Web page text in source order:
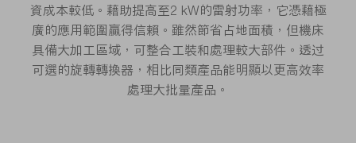
資成本較低。藉助提高至2 kW的雷射功率，它憑藉極
廣的應用範圍贏得信賴。雖然節省占地面積，但機床
具備大加工區域，可整合工裝和處理較大部件。透过
可選的旋轉轉換器，相比同類產品能明顯以更高效率
處理大批量產品。